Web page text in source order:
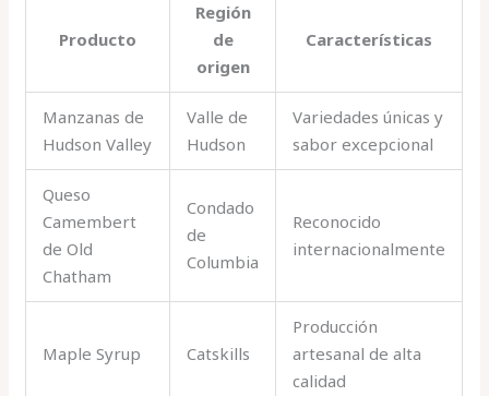
Producto
Región
de
origen
Características
Manzanas de
Hudson Valley
Valle de
Hudson
Variedades únicas y
sabor excepcional
Queso
Camembert
de Old
Chatham
Condado
de
Columbia
Reconocido
internacionalmente
Maple Syrup Catskills
Producción
artesanal de alta
calidad